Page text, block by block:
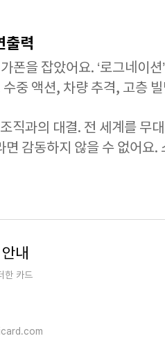
출력
폰을 잡았어요. ‘로그네이션
중 액션, 차량 추격, 고층
직과의 대결. 전 세계를 무
감동하지 않을 수 없어요.
내
한 카드